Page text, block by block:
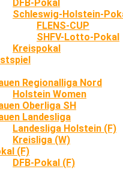
DFB-Pokal
Schleswig-Holstein-
FLENS-CUP
SHFV-Lotto-Pokal
Kreispokal
Regionalliga Nord
Holstein Women
Oberliga SH
Landesliga
Landesliga Holstein (F)
Kreisliga (W)
(F)
DFB-Pokal (F)